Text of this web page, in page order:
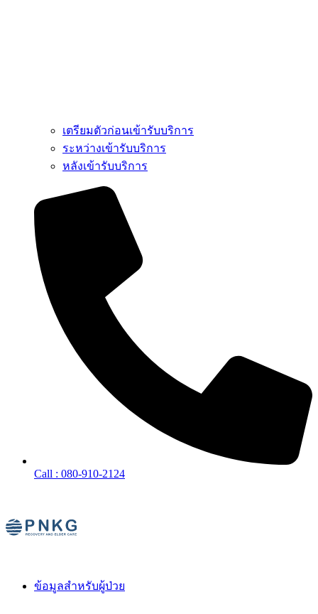
เตรียมตัวก่อนเข้ารับบริการ
ระหว่างเข้ารับบริการ
หลังเข้ารับบริการ
Call : 080-910-2124
ข้อมูลสำหรับผู้ป่วย